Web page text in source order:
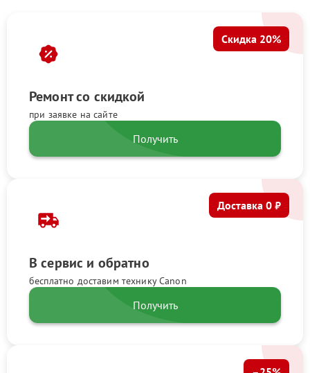
Ремонт со скидкой
при заявке на сайте
Скидка 20%
Получить
В сервис и обратно
бесплатно доставим технику Canon
Доставка 0 ₽
Получить